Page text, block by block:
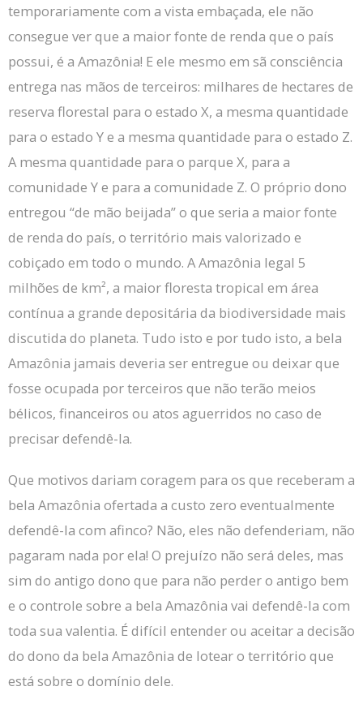
temporariamente com a vista embaçada, ele não
consegue ver que a maior fonte de renda que o país
possui, é a Amazônia! E ele mesmo em sã consciência
entrega nas mãos de terceiros: milhares de hectares de
reserva florestal para o estado X, a mesma quantidade
para o estado Y e a mesma quantidade para o estado Z.
A mesma quantidade para o parque X, para a
comunidade Y e para a comunidade Z. O próprio dono
entregou “de mão beijada” o que seria a maior fonte
de renda do país, o território mais valorizado e
cobiçado em todo o mundo. A Amazônia legal 5
milhões de km², a maior floresta tropical em área
contínua a grande depositária da biodiversidade mais
discutida do planeta. Tudo isto e por tudo isto, a bela
Amazônia jamais deveria ser entregue ou deixar que
fosse ocupada por terceiros que não terão meios
bélicos, financeiros ou atos aguerridos no caso de
precisar defendê-la.
Que motivos dariam coragem para os que receberam a
bela Amazônia ofertada a custo zero eventualmente
defendê-la com afinco? Não, eles não defenderiam, não
pagaram nada por ela! O prejuízo não será deles, mas
sim do antigo dono que para não perder o antigo bem
e o controle sobre a bela Amazônia vai defendê-la com
toda sua valentia. É difícil entender ou aceitar a decisão
do dono da bela Amazônia de lotear o território que
está sobre o domínio dele.